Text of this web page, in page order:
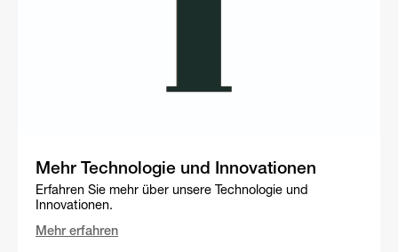
Mehr Technologie und Innovationen
Erfahren Sie mehr über unsere Technologie und
Innovationen.
Mehr erfahren